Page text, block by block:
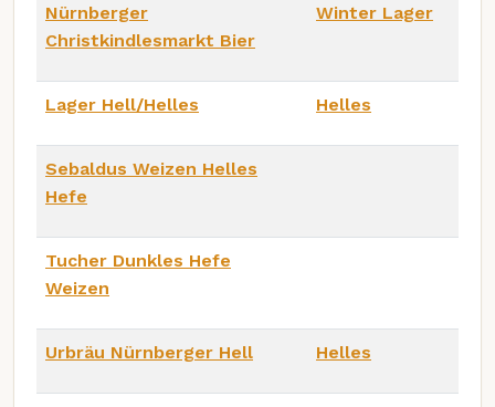
Nürnberger
Christkindlesmarkt Bier
Winter Lager
Lager Hell/Helles Helles
Sebaldus Weizen Helles
Hefe
Tucher Dunkles Hefe
Weizen
Urbräu Nürnberger Hell Helles